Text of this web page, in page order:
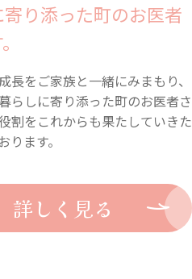
り添った町のお医者
長をご家族と一緒にみまもり、
らしに寄り添った町のお医者さ
割をこれからも果たしていきた
ります。
詳しく見る